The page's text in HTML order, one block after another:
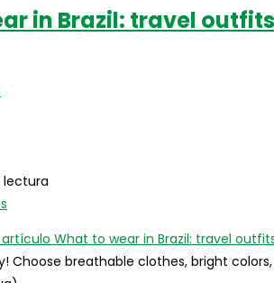
in Brazil: travel
lectura
Choose breathable clothes, bright